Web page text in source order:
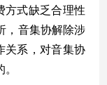
方式缺乏合理性
，音集协解除涉
关系，对音集协